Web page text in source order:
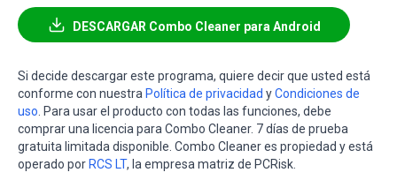
DESCARGAR Combo Cleaner para Android
Si decide descargar este programa, quiere decir que usted está
conforme con nuestra Política de privacidad yCondiciones de
uso. Para usar el producto con todas las funciones, debe
comprar una licencia para Combo Cleaner. 7 días de prueba
gratuita limitada disponible. Combo Cleaner es propiedad y está
operado por RCS LT, la empresa matriz de PCRisk.